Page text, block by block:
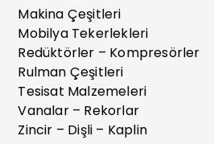
Makina Çeşitleri
Mobilya Tekerlekleri
Redüktörler – Kompresörler
Rulman Çeşitleri
Tesisat Malzemeleri
Vanalar – Rekorlar
Zincir – Dişli – Kaplin